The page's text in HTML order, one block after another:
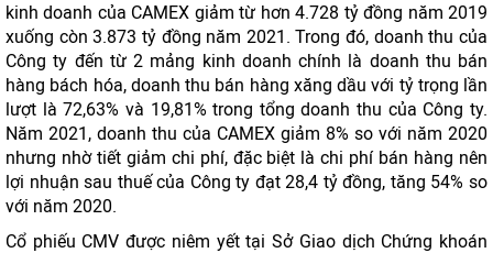
kinh doanh của CAMEX giảm từ hơn 4.728 tỷ đồng năm 2019
xuống còn 3.873 tỷ đồng năm 2021. Trong đó, doanh thu của
Công ty đến từ 2 mảng kinh doanh chính là doanh thu bán
hàng bách hóa, doanh thu bán hàng xăng dầu với tỷ trọng lần
lượt là 72,63% và 19,81% trong tổng doanh thu của Công ty.
Năm 2021, doanh thu của CAMEX giảm 8% so với năm 2020
nhưng nhờ tiết giảm chi phí, đặc biệt là chi phí bán hàng nên
lợi nhuận sau thuế của Công ty đạt 28,4 tỷ đồng, tăng 54% so
với năm 2020.
Cổ phiếu CMV được niêm yết tại Sở Giao dịch Chứng khoán